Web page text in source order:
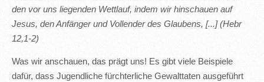
den vor uns liegenden Wettlauf, indem wir hinschauen auf
Jesus, den Anfänger und Vollender des Glaubens, [...] (Hebr
12,1-2)
Was wir anschauen, das prägt uns! Es gibt viele Beispiele
dafür, dass Jugendliche fürchterliche Gewalttaten ausgeführt